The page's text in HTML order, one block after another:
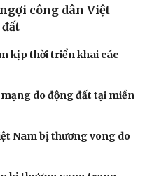
công dân Việt
kịp thời triển khai các
do động đất tại miền
Nam bị thương vong do